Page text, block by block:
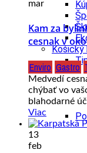
Košický
mar
Kam za
cesnak v
Enviro Gastro
Medvedí
chýbať vo
blahodarné
Viac
13
feb